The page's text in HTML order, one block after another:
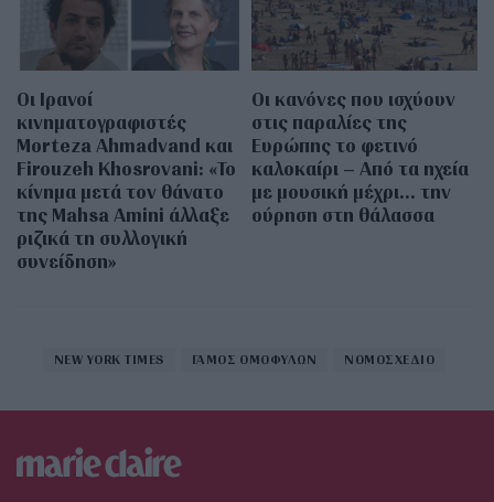
Οι Ιρανοί
κινηματογραφιστές
Morteza Ahmadvand και
Firouzeh Khosrovani: «Το
κίνημα μετά τον θάνατο
της Mahsa Amini άλλαξε
ριζικά τη συλλογική
συνείδηση»
Οι κανόνες που ισχύουν
στις παραλίες της
Ευρώπης το φετινό
καλοκαίρι – Από τα ηχεία
με μουσική μέχρι… την
ούρηση στη θάλασσα
NEW YORK TIMES ΓΑΜΟΣ ΟΜΟΦΥΛΩΝ ΝΟΜΟΣΧΕΔΙΟ